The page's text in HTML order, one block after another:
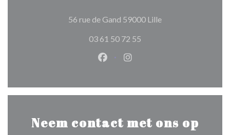
56 rue de Gand 59000 Lille((opent in een
03 61 50 72 55
Facebook ((opent in een nieuw
Instagram ((opent in een
Neem contact met ons op